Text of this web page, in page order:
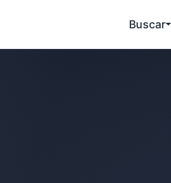
Buscar